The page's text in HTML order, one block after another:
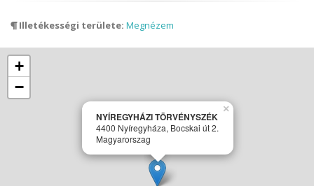
Illetékességi területe: Megnézem
NYÍREGYHÁZI TÖRVÉNYSZÉK
4400 Nyíregyháza, Bocskai út 2.
Magyarorszag
×
+
−